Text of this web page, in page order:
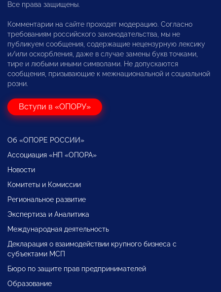
Все права защищены.
Комментарии на сайте проходят модерацию. Согласно
требованиям российского законодательства, мы не
публикуем сообщения, содержащие нецензурную лексику
и/или оскорбления, даже в случае замены букв точками,
тире и любыми иными символами. Не допускаются
сообщения, призывающие к межнациональной и социальной
розни.
Вступи в «ОПОРУ»
Об «ОПОРЕ РОССИИ»
Ассоциация «НП «ОПОРА»
Новости
Комитеты и Комиссии
Региональное развитие
Экспертиза и Аналитика
Международная деятельность
Декларация о взаимодействии крупного бизнеса с
субъектами МСП
Бюро по защите прав предпринимателей
Образование